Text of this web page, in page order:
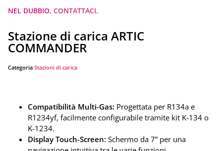
NEL DUBBIO, CONTATTACI.
Stazione di carica ARTIC
COMMANDER
Categoria Stazioni di carica
Compatibilità Multi-Gas: Progettata per R134a e
R1234yf, facilmente configurabile tramite kit K-134 o
K-1234.
Display Touch-Screen: Schermo da 7” per una